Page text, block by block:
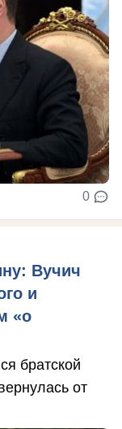
0
Вучич
и
«о
братской
от